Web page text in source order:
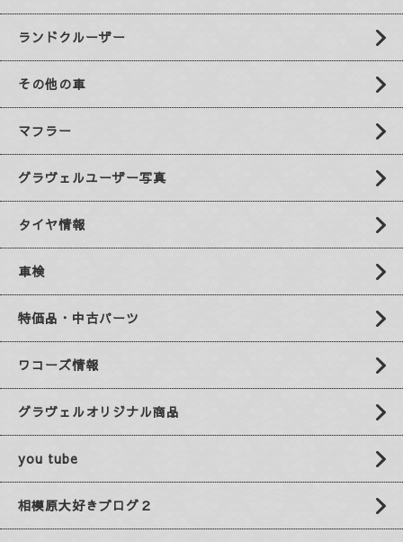
ランドクルーザー
その他の車
マフラー
グラヴェルユーザー写真
タイヤ情報
車検
特価品・中古パーツ
ワコーズ情報
グラヴェルオリジナル商品
you tube
相模原大好きブログ２